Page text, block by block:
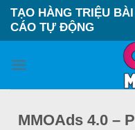
Chuyển
đến
nội
dung
TẠO HÀNG TRIỆU
CÁO TỰ ĐỘNG
MMOAds 4.0 –